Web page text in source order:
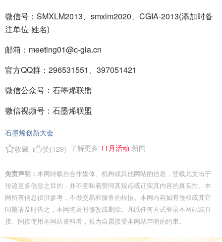
微信号：SMXLM2013、smxlm2020、CGIA-2013(添加时备
注单位-姓名)
邮箱：meeting01@c-gia.cn
官方QQ群：296531551、397051421
微信公众号：石墨烯联盟
微信视频号：石墨烯联盟
石墨烯创新大会
收藏
赞(129) 了解更多“11月活动”新闻
免责声明： 本网转载自合作媒体、机构或其他网站的信息，登载此文出于
传递更多信息之目的，并不意味着赞同其观点或证实其内容的真实性。本
网所有信息仅供参考，不做交易和服务的根据。本网内容如有侵权或其它
问题请及时告之，本网将及时修改或删除。凡以任何方式登录本网站或直
接、间接使用本网站资料者，视为自愿接受本网站声明的约束。